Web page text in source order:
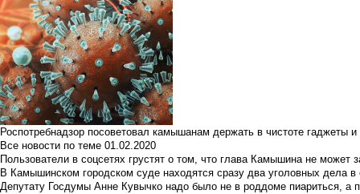
Роспотребнадзор посоветовал камышанам держать в чистоте гаджеты
Все новости по теме 01.02.2020
Пользователи в соцсетях грустят о том, что глава Камышина не может
В Камышинском городском суде находятся сразу два уголовных дела
Депутату Госдумы Анне Кувычко надо было не в роддоме пиариться, а